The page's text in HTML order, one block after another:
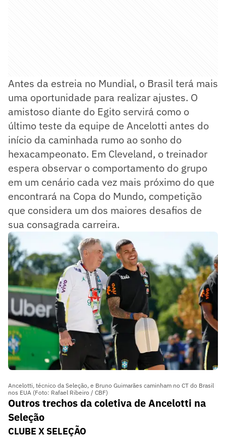
Antes da estreia no Mundial, o Brasil terá mais
uma oportunidade para realizar ajustes. O
amistoso diante do Egito servirá como o
último teste da equipe de Ancelotti antes do
início da caminhada rumo ao sonho do
hexacampeonato. Em Cleveland, o treinador
espera observar o comportamento do grupo
em um cenário cada vez mais próximo do que
encontrará na Copa do Mundo, competição
que considera um dos maiores desafios de
sua consagrada carreira.
Ancelotti, técnico da Seleção, e Bruno Guimarães caminham no CT do Brasil
nos EUA (Foto: Rafael Ribeiro / CBF)
Outros trechos da coletiva de Ancelotti na
Seleção
CLUBE X SELEÇÃO